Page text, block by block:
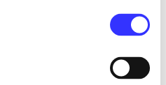
på udgivelser